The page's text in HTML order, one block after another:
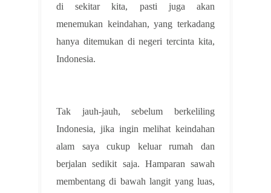
di sekitar kita, pasti juga akan
menemukan keindahan, yang terkadang
hanya ditemukan di negeri tercinta kita,
Indonesia.
Tak jauh-jauh, sebelum berkeliling
Indonesia, jika ingin melihat keindahan
alam saya cukup keluar rumah dan
berjalan sedikit saja. Hamparan sawah
membentang di bawah langit yang luas,